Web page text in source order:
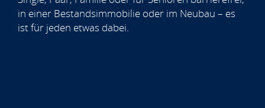
in einer Bestandsimmobilie oder im Neubau – es
ist für jeden etwas dabei.